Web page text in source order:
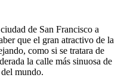
de San Francisco a
que el gran atractivo de la
como si se tratara de
la calle más sinuosa de
mundo.